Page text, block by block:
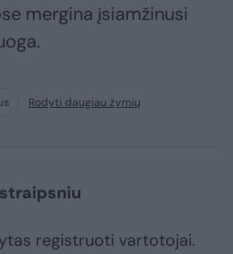
mergina įsiamžinusi
Rodyti daugiau žymių
registruoti vartotojai.